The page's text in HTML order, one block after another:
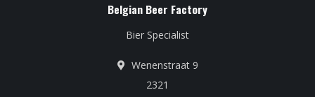
Belgian Beer Factory
Bier Specialist
Wenenstraat 9
2321